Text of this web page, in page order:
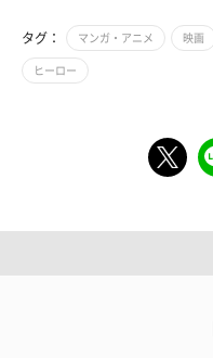
タグ： マンガ・アニメ 映画
ヒーロー